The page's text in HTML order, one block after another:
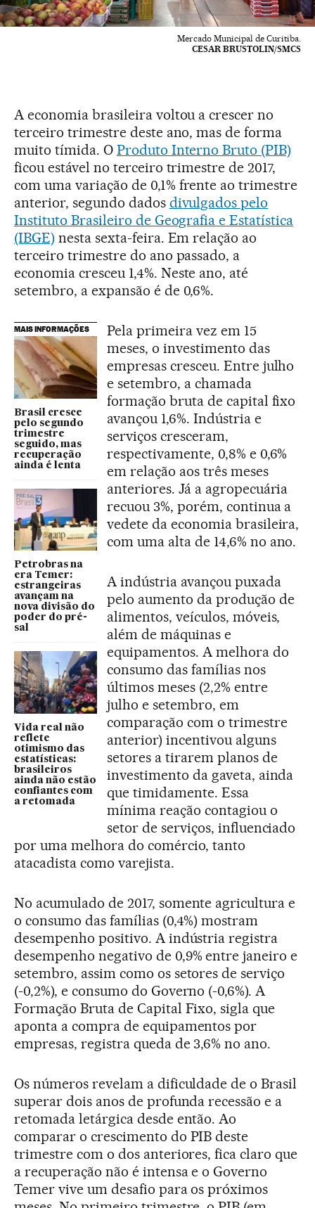
Mercado Municipal de Curitiba.
CESAR BRUSTOLIN/SMCS
A economia brasileira voltou a crescer no
terceiro trimestre deste ano, mas de forma
muito tímida. O Produto Interno Bruto (PIB)
ficou estável no terceiro trimestre de 2017,
com uma variação de 0,1% frente ao trimestre
anterior, segundo dados divulgados pelo
Instituto Brasileiro de Geografia e Estatística
(IBGE) nesta sexta-feira. Em relação ao
terceiro trimestre do ano passado, a
economia cresceu 1,4%. Neste ano, até
setembro, a expansão é de 0,6%.
MAIS INFORMAÇÕES
Brasil cresce
pelo segundo
trimestre
seguido, mas
recuperação
ainda é lenta
Petrobras na
era Temer:
estrangeiras
avançam na
nova divisão do
poder do pré-
sal
Vida real não
reflete
otimismo das
estatísticas:
brasileiros
ainda não estão
confiantes com
a retomada
Pela primeira vez em 15
meses, o investimento das
empresas cresceu. Entre julho
e setembro, a chamada
formação bruta de capital fixo
avançou 1,6%. Indústria e
serviços cresceram,
respectivamente, 0,8% e 0,6%
em relação aos três meses
anteriores. Já a agropecuária
recuou 3%, porém, continua a
vedete da economia brasileira,
com uma alta de 14,6% no ano.
A indústria avançou puxada
pelo aumento da produção de
alimentos, veículos, móveis,
além de máquinas e
equipamentos. A melhora do
consumo das famílias nos
últimos meses (2,2% entre
julho e setembro, em
comparação com o trimestre
anterior) incentivou alguns
setores a tirarem planos de
investimento da gaveta, ainda
que timidamente. Essa
mínima reação contagiou o
setor de serviços, influenciado
por uma melhora do comércio, tanto
atacadista como varejista.
No acumulado de 2017, somente agricultura e
o consumo das famílias (0,4%) mostram
desempenho positivo. A indústria registra
desempenho negativo de 0,9% entre janeiro e
setembro, assim como os setores de serviço
(-0,2%), e consumo do Governo (-0,6%). A
Formação Bruta de Capital Fixo, sigla que
aponta a compra de equipamentos por
empresas, registra queda de 3,6% no ano.
Os números revelam a dificuldade de o Brasil
superar dois anos de profunda recessão e a
retomada letárgica desde então. Ao
comparar o crescimento do PIB deste
trimestre com o dos anteriores, fica claro que
a recuperação não é intensa e o Governo
Temer vive um desafio para os próximos